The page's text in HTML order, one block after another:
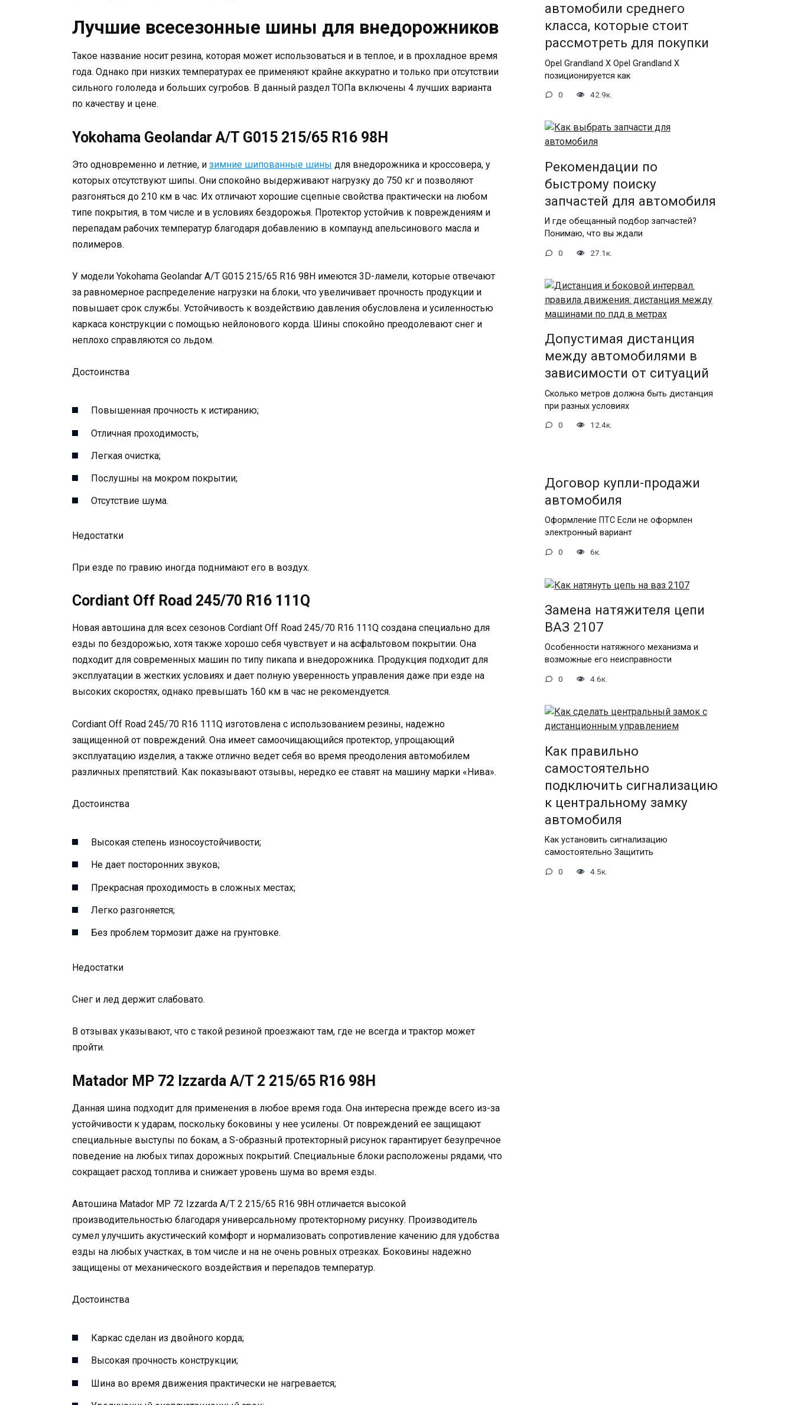
Лучшие всесезонные шины для внедорожников
Такое название носит резина, которая может использоваться и в теплое, и в прохладное время
года. Однако при низких температурах ее применяют крайне аккуратно и только при отсутствии
сильного гололеда и больших сугробов. В данный раздел ТОПа включены 4 лучших варианта
по качеству и цене.
Yokohama Geolandar A/T G015 215/65 R16 98H
Это одновременно и летние, и зимние шипованные шины для внедорожника и кроссовера, у
которых отсутствуют шипы. Они спокойно выдерживают нагрузку до 750 кг и позволяют
разгоняться до 210 км в час. Их отличают хорошие сцепные свойства практически на любом
типе покрытия, в том числе и в условиях бездорожья. Протектор устойчив к повреждениям и
перепадам рабочих температур благодаря добавлению в компаунд апельсинового масла и
полимеров.
У модели Yokohama Geolandar A/T G015 215/65 R16 98H имеются 3D-ламели, которые отвечают
за равномерное распределение нагрузки на блоки, что увеличивает прочность продукции и
повышает срок службы. Устойчивость к воздействию давления обусловлена и усиленностью
каркаса конструкции с помощью нейлонового корда. Шины спокойно преодолевают снег и
неплохо справляются со льдом.
Достоинства
Повышенная прочность к истиранию;
Отличная проходимость;
Легкая очистка;
Послушны на мокром покрытии;
Отсутствие шума.
Недостатки
При езде по гравию иногда поднимают его в воздух.
Cordiant Off Road 245/70 R16 111Q
Новая автошина для всех сезонов Cordiant Off Road 245/70 R16 111Q создана специально для
езды по бездорожью, хотя также хорошо себя чувствует и на асфальтовом покрытии. Она
подходит для современных машин по типу пикапа и внедорожника. Продукция подходит для
эксплуатации в жестких условиях и дает полную уверенность управления даже при езде на
высоких скоростях, однако превышать 160 км в час не рекомендуется.
Cordiant Off Road 245/70 R16 111Q изготовлена с использованием резины, надежно
защищенной от повреждений. Она имеет самоочищающийся протектор, упрощающий
эксплуатацию изделия, а также отлично ведет себя во время преодоления автомобилем
различных препятствий. Как показывают отзывы, нередко ее ставят на машину марки «Нива».
Достоинства
Высокая степень износоустойчивости;
Не дает посторонних звуков;
Прекрасная проходимость в сложных местах;
Легко разгоняется;
Без проблем тормозит даже на грунтовке.
Недостатки
Снег и лед держит слабовато.
В отзывах указывают, что с такой резиной проезжают там, где не всегда и трактор может
пройти.
Matador MP 72 Izzarda A/T 2 215/65 R16 98H
Данная шина подходит для применения в любое время года. Она интересна прежде всего из-за
устойчивости к ударам, поскольку боковины у нее усилены. От повреждений ее защищают
специальные выступы по бокам, а S-образный протекторный рисунок гарантирует безупречное
поведение на любых типах дорожных покрытий. Специальные блоки расположены рядами, что
сокращает расход топлива и снижает уровень шума во время езды.
Автошина Matador MP 72 Izzarda A/T 2 215/65 R16 98H отличается высокой
производительностью благодаря универсальному протекторному рисунку. Производитель
сумел улучшить акустический комфорт и нормализовать сопротивление качению для удобства
езды на любых участках, в том числе и на не очень ровных отрезках. Боковины надежно
защищены от механического воздействия и перепадов температур.
Достоинства
Каркас сделан из двойного корда;
Высокая прочность конструкции;
Шина во время движения практически не нагревается;
автомобили среднего
класса, которые стоит
рассмотреть для покупки
Opel Grandland X Opel Grandland X
позиционируется как
0 42.9к.
Рекомендации по
быстрому поиску
запчастей для автомобиля
И где обещанный подбор запчастей?
Понимаю, что вы ждали
0 27.1к.
Допустимая дистанция
между автомобилями в
зависимости от ситуаций
Сколько метров должна быть дистанция
при разных условиях
0 12.4к.
Договор купли-продажи
автомобиля
Оформление ПТС Если не оформлен
электронный вариант
0 6к.
Замена натяжителя цепи
ВАЗ 2107
Особенности натяжного механизма и
возможные его неисправности
0 4.6к.
Как правильно
самостоятельно
подключить сигнализацию
к центральному замку
автомобиля
Как установить сигнализацию
самостоятельно Защитить
0 4.5к.